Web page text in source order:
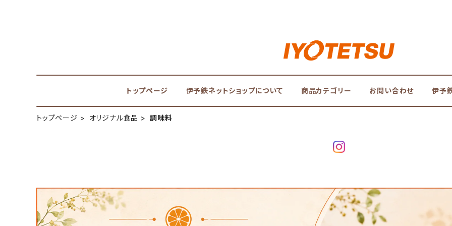
トップページ 伊予鉄ネットショップについて 商品カテゴリー お問い合わせ 伊予
トップページ オリジナル食品 調味料